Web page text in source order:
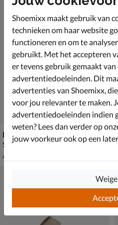
Nelson
Slippers - bruin
van € 49,99 voor € 34,99
49
Shoemixx maakt gebruik van
technieken om haar website
functioneren en om te
gebruikt. Met het accepteren
er tevens gebruik gemaakt
advertentiedoeleinden. Dit
advertenties van Shoemixx,
voor jou relevanter te maken.
advertentiedoeleinden indien
weten? Lees dan verder op
jouw voorkeur ook op een